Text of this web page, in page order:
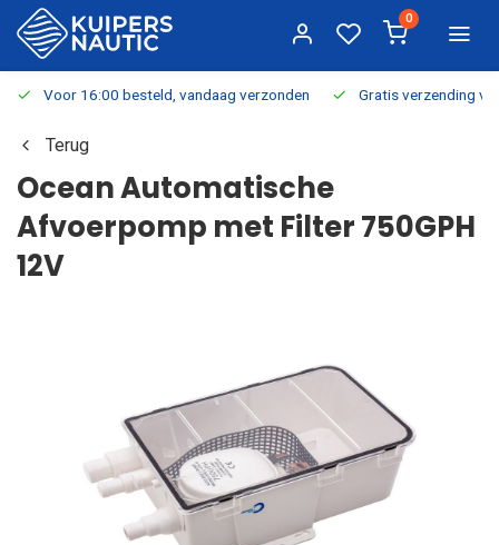
0
Voor 16:00 besteld, vandaag verzonden Gratis verzending
Terug
Ocean Automatische
Afvoerpomp met Filter 750GPH
12V